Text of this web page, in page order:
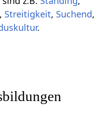
, ,
,
.